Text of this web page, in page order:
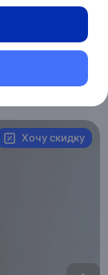
Хочу скидку